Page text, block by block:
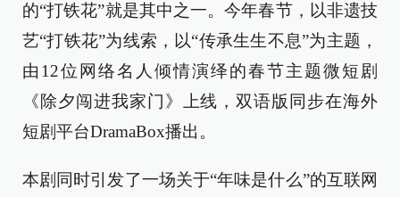
的“打铁花”就是其中之一。今年春节，以非遗技
艺“打铁花”为线索，以“传承生生不息”为主题，
由12位网络名人倾情演绎的春节主题微短剧
《除夕闯进我家门》上线，双语版同步在海外
短剧平台DramaBox播出。
本剧同时引发了一场关于“年味是什么”的互联网